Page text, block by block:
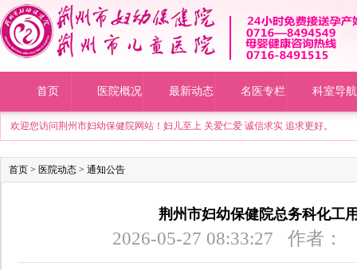
首页 医院概况 最新动态 名医专栏 科室导航
欢迎您访问荆州市妇幼保健院网站！妇儿至上 关爱仁爱 诚信求实 追求更好。
首页 > 医院动态 > 通知公告
荆州市妇幼保健院总务科化工
2026-05-27 08:33:27 作者